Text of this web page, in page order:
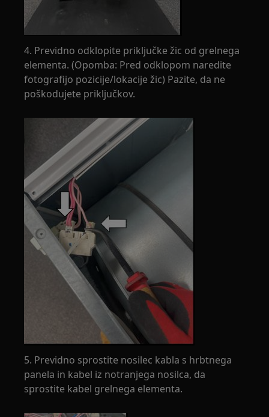
4. Previdno odklopite priključke žic od grelnega
elementa. (Opomba: Pred odklopom naredite
fotografijo pozicije/lokacije žic) Pazite, da ne
poškodujete priključkov.
5. Previdno sprostite nosilec kabla s hrbtnega
panela in kabel iz notranjega nosilca, da
sprostite kabel grelnega elementa.